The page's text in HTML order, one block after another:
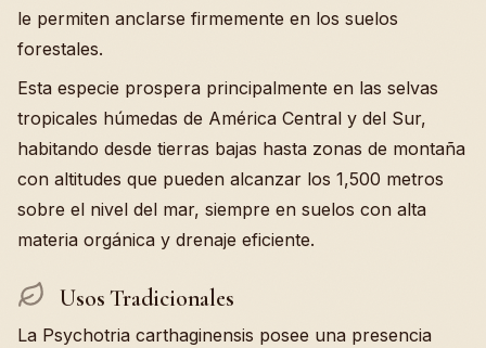
le permiten anclarse firmemente en los suelos
forestales.
Esta especie prospera principalmente en las selvas
tropicales húmedas de América Central y del Sur,
habitando desde tierras bajas hasta zonas de montaña
con altitudes que pueden alcanzar los 1,500 metros
sobre el nivel del mar, siempre en suelos con alta
materia orgánica y drenaje eficiente.
Usos Tradicionales
La Psychotria carthaginensis posee una presencia